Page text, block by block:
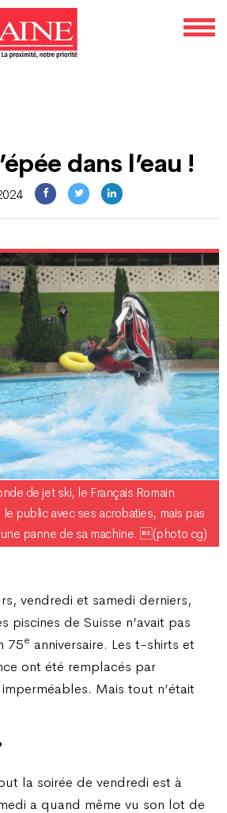
dans l’eau !
de jet ski, le Français Romain
public avec ses acrobaties, mais pas
panne de sa machine. (photo cg)
vendredi et samedi derniers,
piscines de Suisse n’avait pas
75e anniversaire. Les t-shirts et
ont été remplacés par
Mais tout n’était
la soirée de vendredi est à
a quand même vu son lot de